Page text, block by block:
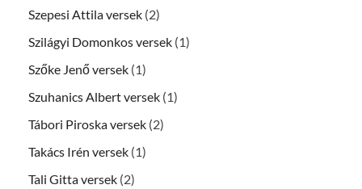
Szepesi Attila versek (2)
Szilágyi Domonkos versek (1)
Szőke Jenő versek (1)
Szuhanics Albert versek (1)
Tábori Piroska versek (2)
Takács Irén versek (1)
Tali Gitta versek (2)